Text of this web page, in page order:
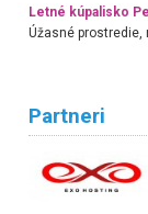
Letné kúpalisko
Partneri